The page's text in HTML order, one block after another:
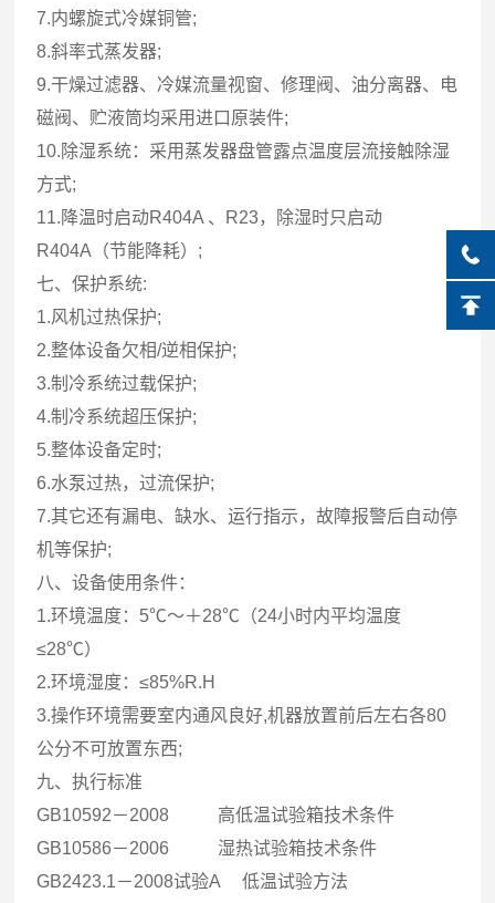
7.内螺旋式冷媒铜管;
8.斜率式蒸发器;
9.干燥过滤器、冷媒流量视窗、修理阀、油分离器、电
磁阀、贮液筒均采用进口原装件;
10.除湿系统：采用蒸发器盘管露点温度层流接触除湿
方式;
11.降温时启动R404A 、R23，除湿时只启动
R404A（节能降耗）;
七、保护系统:
1.风机过热保护;
2.整体设备欠相/逆相保护;
3.制冷系统过载保护;
4.制冷系统超压保护;
5.整体设备定时;
6.水泵过热，过流保护;
7.其它还有漏电、缺水、运行指示，故障报警后自动停
机等保护;
八、设备使用条件：
1.环境温度：5℃～＋28℃（24小时内平均温度
≤28℃）
2.环境湿度：≤85%R.H
3.操作环境需要室内通风良好,机器放置前后左右各80
公分不可放置东西;
九、执行标准
GB10592－2008 高低温试验箱技术条件
GB10586－2006 湿热试验箱技术条件
GB2423.1－2008试验A 低温试验方法